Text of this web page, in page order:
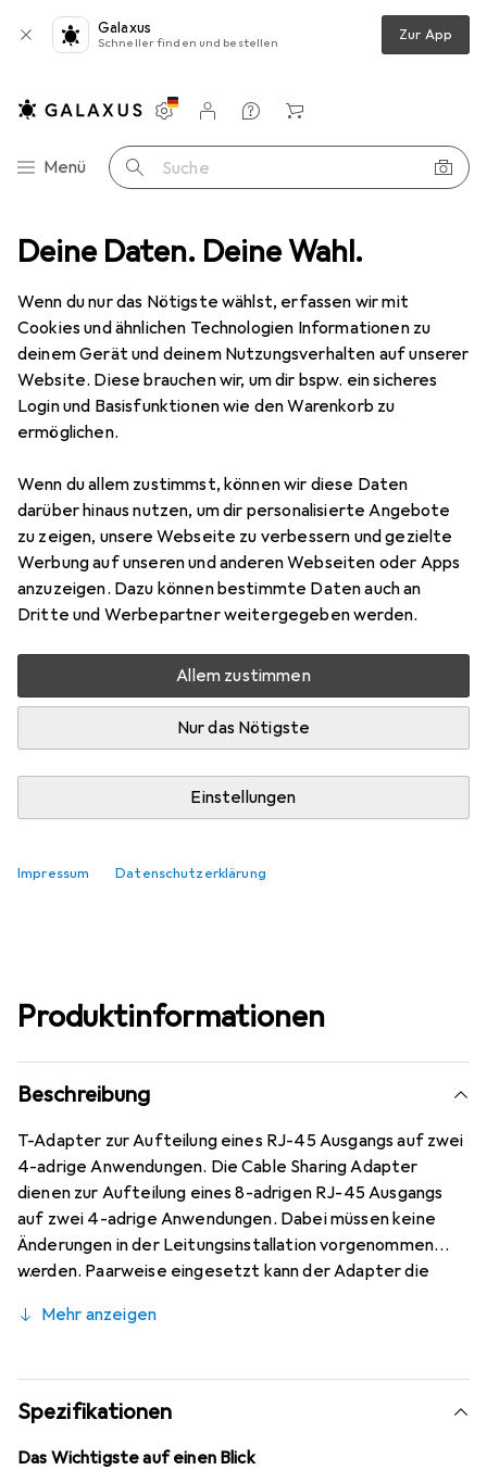
Deine Daten. Deine Wahl.
Wenn du nur das Nötigste wählst, erfassen wir mit
Cookies und ähnlichen Technologien Informationen zu
deinem Gerät und deinem Nutzungsverhalten auf unserer
Website. Diese brauchen wir, um dir bspw. ein sicheres
Login und Basisfunktionen wie den Warenkorb zu
ermöglichen.
Wenn du allem zustimmst, können wir diese Daten
darüber hinaus nutzen, um dir personalisierte Angebote
zu zeigen, unsere Webseite zu verbessern und gezielte
Werbung auf unseren und anderen Webseiten oder Apps
anzuzeigen. Dazu können bestimmte Daten auch an
Dritte und Werbepartner weitergegeben werden.
Allem zustimmen
Nur das Nötigste
Einstellungen
Impressum Datenschutzerklärung
Galaxus
Schneller finden und bestellen Zur App
Navigation nach Kategorien
Menü Suche
Einstellungen
Kundenkonto
Vergleichslisten
Merklisten
Warenkorb
Metz Connect BTR Cable sharing Adpter Set pnp 1 ISDN ISDN silber
7 Bilder
Metz Connect BTR Cable sharing
Adpter Set pnp 1 ISDN ISDN silber
Preis in EUR inkl. MwSt.
EUR
43,99
Bewertungen Marke
Mehr von Metz Connect
Zwischen Fr, 7.8. und Mo, 10.8. geliefert
Lieferort angeben für genaue Lieferzeit
In den Warenkorb
Produktinformationen
Beschreibung
T-Adapter zur Aufteilung eines RJ-45 Ausgangs auf zwei
4-adrige Anwendungen. Die Cable Sharing Adapter
dienen zur Aufteilung eines 8-adrigen RJ-45 Ausgangs
auf zwei 4-adrige Anwendungen. Dabei müssen keine
Änderungen in der Leitungsinstallation vorgenommen
werden. Paarweise eingesetzt kann der Adapter die
Kleine Bauweise - somit sind die Adapter auch
oder der Datendose einsteckbar.
Mehr anzeigen
Spezifikationen
Das Wichtigste auf einen Blick